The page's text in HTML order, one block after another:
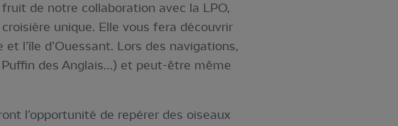
de notre collaboration avec la LPO,
unique. Elle vous fera découvrir
l’île d’Ouessant. Lors des navigations,
des Anglais…) et peut-être même
l’opportunité de repérer des oiseaux